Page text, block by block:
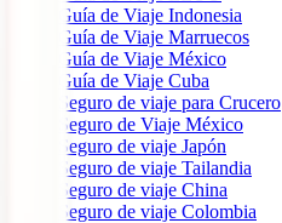
Guía de Viaje Indonesia
Guía de Viaje Marruecos
Guía de Viaje México
Guía de Viaje Cuba
Seguro de viaje para Crucero
Seguro de Viaje México
Seguro de viaje Japón
Seguro de viaje Tailandia
Seguro de viaje China
Seguro de viaje Colombia